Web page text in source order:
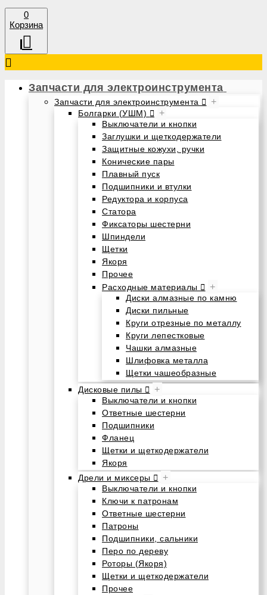
0
Корзина
Запчасти для электроинструмента
Запчасти для электроинструмента +
Болгарки (УШМ) +
Выключатели и кнопки
Заглушки и щеткодержатели
Защитные кожухи, ручки
Конические пары
Плавный пуск
Подшипники и втулки
Редуктора и корпуса
Статора
Фиксаторы шестерни
Шпиндели
Щетки
Якоря
Прочее
Расходные материалы
+
Диски алмазные по камню
Диски пильные
Круги отрезные по металлу
Круги лепестковые
Чашки алмазные
Шлифовка металла
Щетки чашеобразные
Дисковые пилы
+
Выключатели и кнопки
Ответные шестерни
Подшипники
Фланец
Щетки и щеткодержатели
Якоря
Дрели и миксеры
+
Выключатели и кнопки
Ключи к патронам
Ответные шестерни
Патроны
Подшипники, сальники
Перо по дереву
Роторы (Якоря)
Щетки и щеткодержатели
Прочее